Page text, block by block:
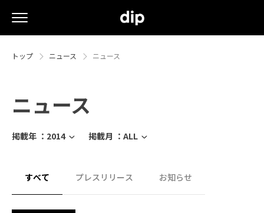
トップ ニュース ニュース
ニュース
掲載年 ： 2014 掲載月 ： ALL
すべて プレスリリース お知らせ